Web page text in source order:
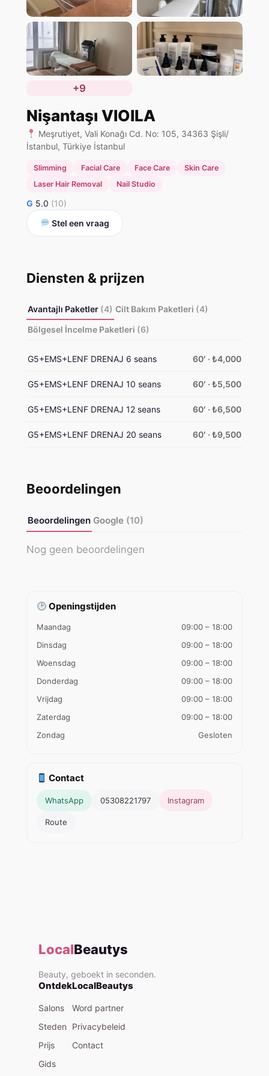
+9
Nişantaşı VIOILA
Meşrutiyet, Vali Konağı Cd. No: 105, 34363 Şişli/
İstanbul, Türkiye İstanbul
Slimming Facial Care Face Care
Skin Care
Laser Hair Removal
Nail Studio
G 5.0 (10)
Stel een vraag
Diensten & prijzen
Avantajlı Paketler (4) Cilt Bakım Paketleri (4)
Bölgesel İncelme Paketleri (6)
G5+EMS+LENF DRENAJ 6 seans 60′ · ₺4,000
G5+EMS+LENF DRENAJ 10 seans 60′ · ₺5,500
G5+EMS+LENF DRENAJ 12 seans 60′ · ₺6,500
G5+EMS+LENF DRENAJ 20 seans 60′ · ₺9,500
Beoordelingen
Beoordelingen Google (10)
Nog geen beoordelingen
Openingstijden
Maandag
09:00 – 18:00
Dinsdag
09:00 – 18:00
Woensdag
09:00 – 18:00
Donderdag
09:00 – 18:00
Vrijdag
09:00 – 18:00
Zaterdag
09:00 – 18:00
Zondag
Gesloten
Contact
WhatsApp 05308221797 Instagram
Route
LocalBeautys
Beauty, geboekt in seconden.
Ontdek
Salons
Steden
Prijs
Gids
LocalBeautys
Word partner
Privacybeleid
Contact